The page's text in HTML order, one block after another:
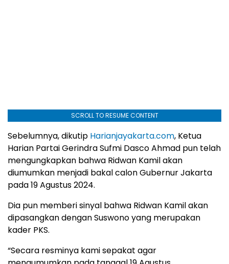
SCROLL TO RESUME CONTENT
Sebelumnya, dikutip Harianjayakarta.com, Ketua
Harian Partai Gerindra Sufmi Dasco Ahmad pun telah
mengungkapkan bahwa Ridwan Kamil akan
diumumkan menjadi bakal calon Gubernur Jakarta
pada 19 Agustus 2024.
Dia pun memberi sinyal bahwa Ridwan Kamil akan
dipasangkan dengan Suswono yang merupakan
kader PKS.
“Secara resminya kami sepakat agar